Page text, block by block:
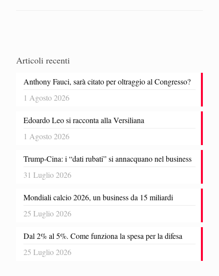
Articoli recenti
Anthony Fauci, sarà citato per oltraggio al Congresso?
1 Agosto 2026
Edoardo Leo si racconta alla Versiliana
1 Agosto 2026
Trump-Cina: i “dati rubati” si annacquano nel business
31 Luglio 2026
Mondiali calcio 2026, un business da 15 miliardi
25 Luglio 2026
Dal 2% al 5%. Come funziona la spesa per la difesa
25 Luglio 2026